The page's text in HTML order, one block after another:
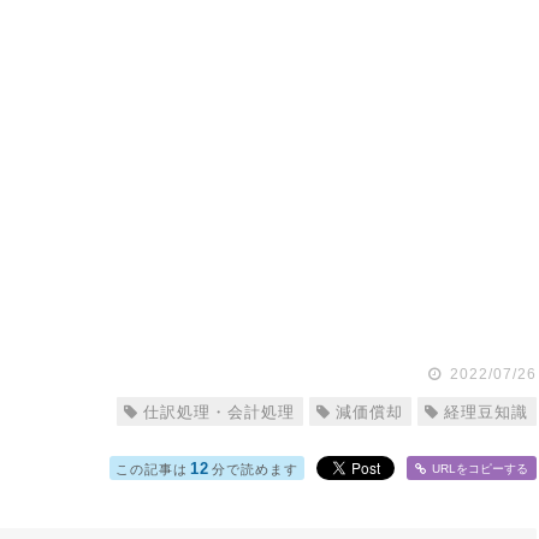
2022/07/26
仕訳処理・会計処理 減価償却 経理豆知識
この記事は 12 分で読めます URLをコピーする